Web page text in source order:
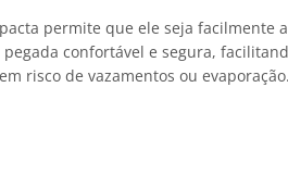
permite que ele seja facilmente
confortável e segura,
risco de vazamentos ou evaporação.